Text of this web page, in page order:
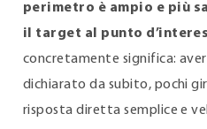
perimetro è ampio e più
il target al punto
concretamente significa:
dichiarato da subito, pochi
risposta diretta semplice e